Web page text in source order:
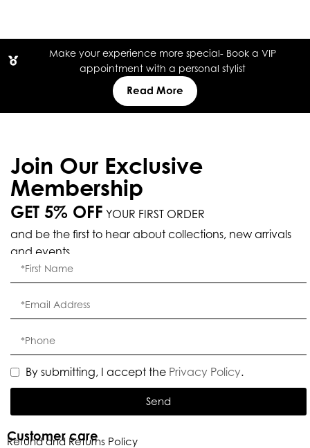
Make your experience more special- Book a VIP
appointment with a personal stylist
Read More
Customer care
Refund and Returns Policy
Join Our Exclusive
Membership
GET 5% OFF YOUR FIRST ORDER
and be the first to hear about collections, new arrivals
and events.
By submitting, I accept the Privacy Policy.
Send